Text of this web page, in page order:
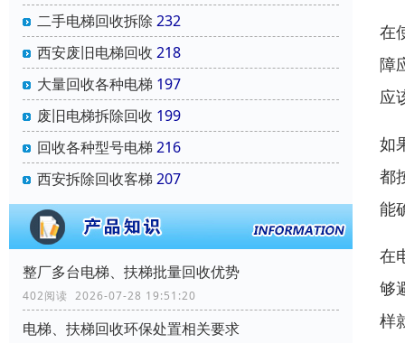
二手电梯回收拆除 232
西安废旧电梯回收 218
大量回收各种电梯 197
废旧电梯拆除回收 199
回收各种型号电梯 216
西安拆除回收客梯 207
整厂多台电梯、扶梯批量回收优势
402阅读 2026-07-28 19:51:20
电梯、扶梯回收环保处置相关要求
在
障
应
如
都
能
在
够
样